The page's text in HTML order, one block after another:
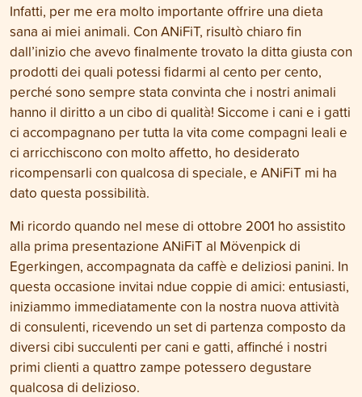
Infatti, per me era molto importante offrire una dieta
sana ai miei animali. Con ANiFiT, risultò chiaro fin
dall’inizio che avevo finalmente trovato la ditta giusta con
prodotti dei quali potessi fidarmi al cento per cento,
perché sono sempre stata convinta che i nostri animali
hanno il diritto a un cibo di qualità! Siccome i cani e i gatti
ci accompagnano per tutta la vita come compagni leali e
ci arricchiscono con molto affetto, ho desiderato
ricompensarli con qualcosa di speciale, e ANiFiT mi ha
dato questa possibilità.
Mi ricordo quando nel mese di ottobre 2001 ho assistito
alla prima presentazione ANiFiT al Mövenpick di
Egerkingen, accompagnata da caffè e deliziosi panini. In
questa occasione invitai ndue coppie di amici: entusiasti,
iniziammo immediatamente con la nostra nuova attività
di consulenti, ricevendo un set di partenza composto da
diversi cibi succulenti per cani e gatti, affinché i nostri
primi clienti a quattro zampe potessero degustare
qualcosa di delizioso.